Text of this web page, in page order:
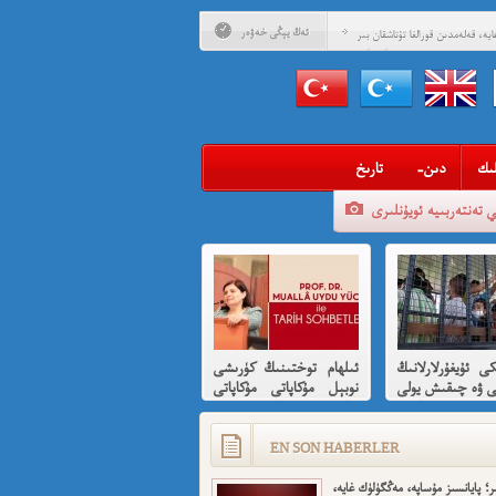
ئەڭ يېڭى خەۋەر قەلەمدىن قورالغا تۇتاشقان بىر
مۇساپىرنامە
داھىيسى: «نېتاجى» سۇبھاس
ئۇيغۇرلارغا ھىسسە 8-بۆلۈم
داھىيسى: «نېتاجى» سۇبھاس
قېرىنداشلىرىمغا خوش خەۋەر
ئارزۇ قىلغان تەشكىلاتلىرىمىز؟
ئادالەتلىك قىلامدۇ؟
ئانىلار تورى ۋە دىلدار ئەزىز
مۇئەللىم- چىقىش يولىمىز بارمۇ
خوش، ئەركىن ئاسىيا رادىيوسى
-دىن تارىخ
تەنتەربىيە ئويۇنلىرى
ئۇيغۇرلارلانىڭ
ۋە چىقىش يولى
ئانىلىز
ئىلھام توختىنىڭ كۈرىشى
نوبېل مۇكاپاتى مۇكاپاتى
بىلەن شەرەپلەندۈرۈشكە
لايىقتۇر
EN SON HABERLER
پايانسىز مۇساپە، مەڭگۈلۈك غايە،